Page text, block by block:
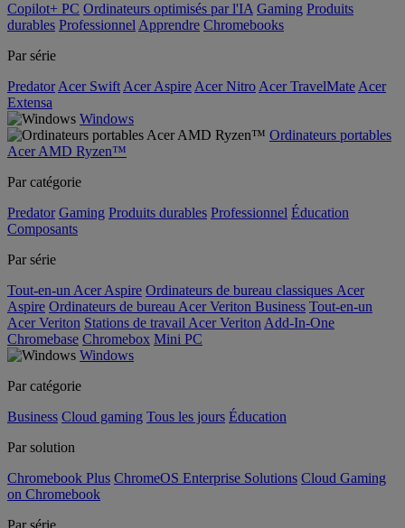
Copilot+ PC Ordinateurs optimisés par l'IA Gaming Produits
durables Professionnel Apprendre Chromebooks
Par série
Predator Acer Swift Acer Aspire Acer Nitro Acer TravelMate Acer
Extensa
Windows
Ordinateurs portables
Acer AMD Ryzen™
Par catégorie
Predator Gaming Produits durables Professionnel Éducation
Composants
Par série
Tout-en-un Acer Aspire Ordinateurs de bureau classiques Acer
Aspire Ordinateurs de bureau Acer Veriton Business Tout-en-un
Acer Veriton Stations de travail Acer Veriton Add-In-One
Chromebase Chromebox Mini PC
Windows
Par catégorie
Business Cloud gaming Tous les jours Éducation
Par solution
Chromebook Plus ChromeOS Enterprise Solutions Cloud Gaming
on Chromebook
Par série